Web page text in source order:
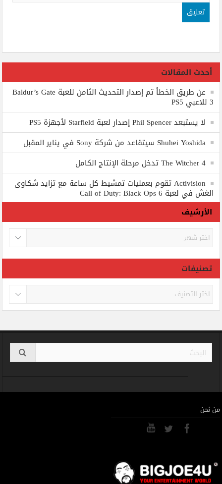
أحدث المقالات
عن طريق الخطأ تم إصدار التحديث الثامن للعبة Baldur’s Gate
3 للاعبي PS5
لا يستبعد Phil Spencer إصدار لعبة Starfield لأجهزة PS5
Shuhei Yoshida سيتقاعد من شركة Sony في يناير المقبل
The Witcher 4 تدخل مرحلة الإنتاج الكامل
Activision تقوم بعمليات تمشيط كل ساعة مع تزايد شكاوى
الغش في لعبة Call of Duty: Black Ops 6
الأرشيف
الأرشيف
تصنيفات
تصنيفات
من نحن